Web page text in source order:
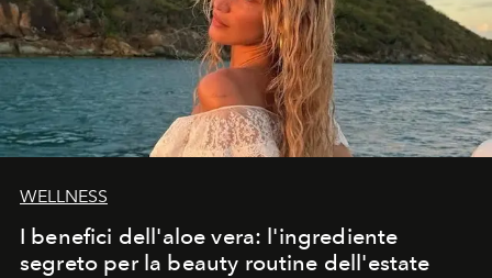
WELLNESS
I benefici dell'aloe vera: l'ingrediente
segreto per la beauty routine dell'estate